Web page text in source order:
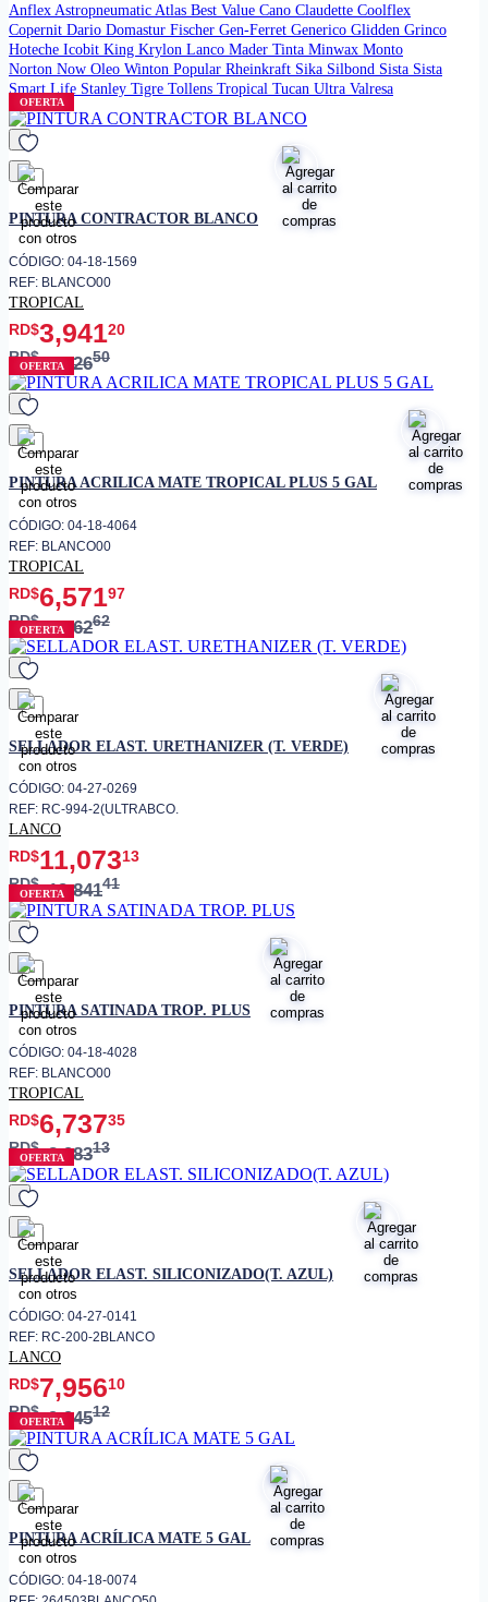
AnflexAstropneumaticAtlas Best Value Cano Claudette Coolflex
Copernit Dario Domastur Fischer Gen-Ferret Generico Glidden Grinco
Hoteche Icobit King Krylon Lanco Mader Tinta Minwax Monto
Norton Now Oleo Winton Popular Rheinkraft Sika Silbond Sista Sista
Smart Life Stanley Tigre Tollens Tropical Tucan Ultra Valresa
OFERTA
favorito
PINTURA CONTRACTOR BLANCO
CÓDIGO: 04-18-1569
REF: BLANCO00
TROPICAL
RD$3,94120
RD$4,92650
OFERTA
favorito
PINTURA ACRILICA MATE TROPICAL PLUS 5 GAL
CÓDIGO: 04-18-4064
REF: BLANCO00
TROPICAL
RD$6,57197
RD$8,76262
OFERTA
favorito
SELLADOR ELAST. URETHANIZER (T. VERDE)
CÓDIGO: 04-27-0269
REF: RC-994-2(ULTRABCO.
LANCO
RD$11,07313
RD$13,84141
OFERTA
favorito
PINTURA SATINADA TROP. PLUS
CÓDIGO: 04-18-4028
REF: BLANCO00
TROPICAL
RD$6,73735
RD$8,98313
OFERTA
favorito
SELLADOR ELAST. SILICONIZADO(T. AZUL)
CÓDIGO: 04-27-0141
REF: RC-200-2BLANCO
LANCO
RD$7,95610
RD$9,94512
OFERTA
favorito
PINTURA ACRÍLICA MATE 5 GAL
CÓDIGO: 04-18-0074